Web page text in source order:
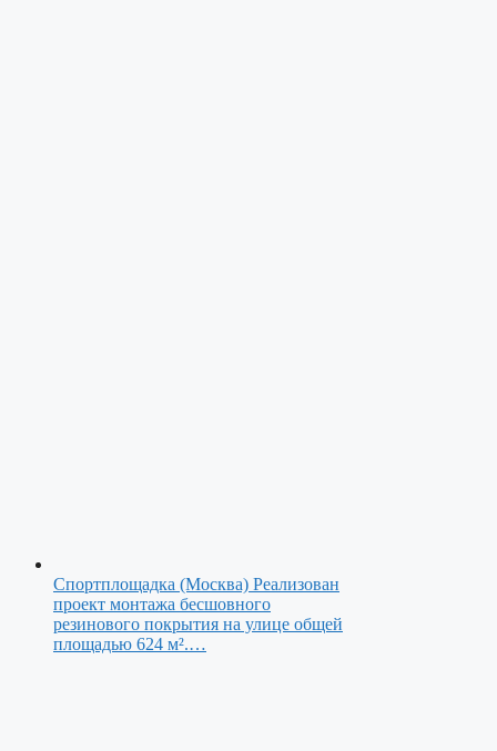
Спортплощадка (Москва) Реализован
проект монтажа бесшовного
резинового покрытия на улице общей
площадью 624 м².…